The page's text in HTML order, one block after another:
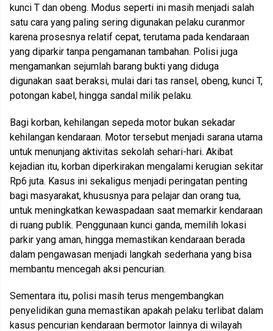
kunci T dan obeng. Modus seperti ini masih menjadi salah
satu cara yang paling sering digunakan pelaku curanmor
karena prosesnya relatif cepat, terutama pada kendaraan
yang diparkir tanpa pengamanan tambahan. Polisi juga
mengamankan sejumlah barang bukti yang diduga
digunakan saat beraksi, mulai dari tas ransel, obeng, kunci T,
potongan kabel, hingga sandal milik pelaku.
Bagi korban, kehilangan sepeda motor bukan sekadar
kehilangan kendaraan. Motor tersebut menjadi sarana utama
untuk menunjang aktivitas sekolah sehari-hari. Akibat
kejadian itu, korban diperkirakan mengalami kerugian sekitar
Rp6 juta. Kasus ini sekaligus menjadi peringatan penting
bagi masyarakat, khususnya para pelajar dan orang tua,
untuk meningkatkan kewaspadaan saat memarkir kendaraan
di ruang publik. Penggunaan kunci ganda, memilih lokasi
parkir yang aman, hingga memastikan kendaraan berada
dalam pengawasan menjadi langkah sederhana yang bisa
membantu mencegah aksi pencurian.
Sementara itu, polisi masih terus mengembangkan
penyelidikan guna memastikan apakah pelaku terlibat dalam
kasus pencurian kendaraan bermotor lainnya di wilayah